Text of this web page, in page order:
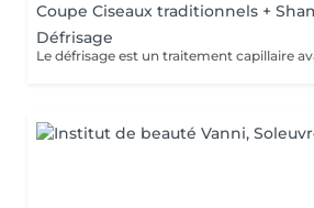
Coupe Ciseaux traditionnels +
Défrisage